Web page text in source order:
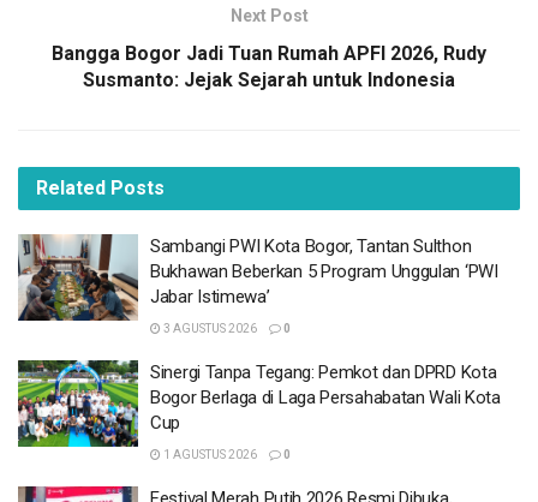
tersangka sebanyak 94 orang,” ujar Kompol Ali Jupri dalam
konferensi pers, Selasa 12 Mei 2026.
Bukhawan Beberkan 5 Program Unggulan ‘PWI
Sinergi Tanpa Tegang: Pemkot dan DPRD Kota
Bogor Berlaga di Laga Persahabatan Wali Kota
Festival Merah Putih 2026 Resmi Dibuka,
Semarakkan Bulan Kemerdekaan di Kota
Bogor
1 AGUSTUS 2026
Next Post
Bangga Bogor Jadi Tuan Rumah APFI 2026, Rudy
Susmanto: Jejak Sejarah untuk Indonesia
Related Posts
Sambangi PWI Kota Bogor, Tantan Sulthon
Bukhawan Beberkan 5 Program Unggulan ‘PWI
Jabar Istimewa’
3 AGUSTUS 2026 0
Sinergi Tanpa Tegang: Pemkot dan DPRD Kota
Bogor Berlaga di Laga Persahabatan Wali Kota
Cup
1 AGUSTUS 2026 0